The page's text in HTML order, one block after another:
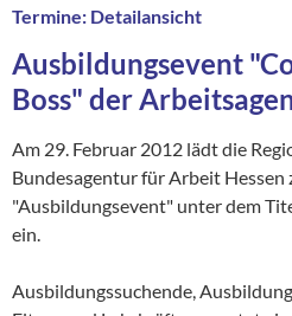
Termine: Detailansicht
Ausbildungsevent
Boss" der
Am 29. Februar 2012 lädt die
Bundesagentur für Arbeit Hessen
"Ausbildungsevent" unter dem
ein.
Ausbildungssuchende,